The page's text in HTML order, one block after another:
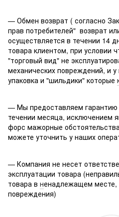
— Обмен возврат ( согласно
прав потребителей" возврат
осуществляется в течении 14
товара клиентом, при условии
"торговый вид" не
механических повреждений, и у
упаковка и "шильдики" которые
— Мы предоставляем гарантию
течении месяца, исключением
форс мажорные
можете уточнить у наших
— Компания не несет
эксплуатации товара
товара в ненадлежащем месте,
повреждения)